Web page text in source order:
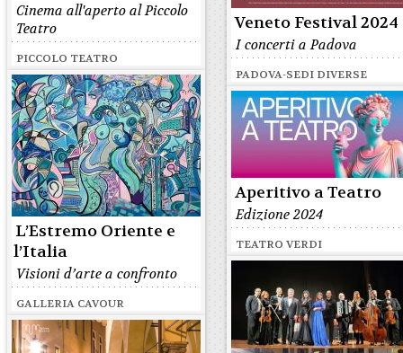
Cinema all'aperto al Piccolo
Teatro
PICCOLO TEATRO
Veneto Festival 2024
I concerti a Padova
PADOVA-SEDI DIVERSE
L’Estremo Oriente e
l’Italia
Visioni d’arte a confronto
GALLERIA CAVOUR
Aperitivo a Teatro
Edizione 2024
TEATRO VERDI